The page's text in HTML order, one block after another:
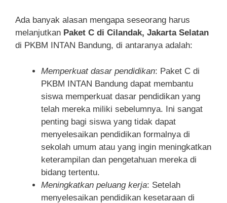
Ada banyak alasan mengapa seseorang harus
melanjutkan Paket C di Cilandak, Jakarta Selatan
di PKBM INTAN Bandung, di antaranya adalah:
Memperkuat dasar pendidikan: Paket C di
PKBM INTAN Bandung dapat membantu
siswa memperkuat dasar pendidikan yang
telah mereka miliki sebelumnya. Ini sangat
penting bagi siswa yang tidak dapat
menyelesaikan pendidikan formalnya di
sekolah umum atau yang ingin meningkatkan
keterampilan dan pengetahuan mereka di
bidang tertentu.
Meningkatkan peluang kerja: Setelah
menyelesaikan pendidikan kesetaraan di